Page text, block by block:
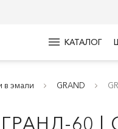
menu КАТАЛОГ
в эмали GRAND
60 |